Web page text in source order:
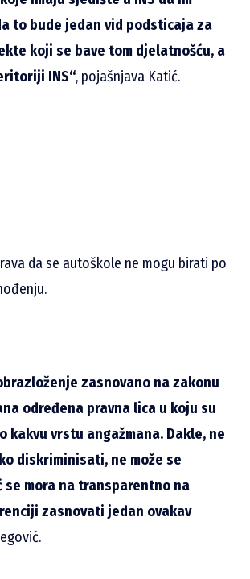
to bude jedan vid podsticaja za
koji se bave tom djelatnošću, a
INS“, pojašnjava Katić.
da se autoškole ne mogu birati po
zasnovano na zakonu
određena pravna lica u koju su
kakvu vrstu angažmana. Dakle, ne
diskriminisati, ne može se
se mora na transparentno na
zasnovati jedan ovakav